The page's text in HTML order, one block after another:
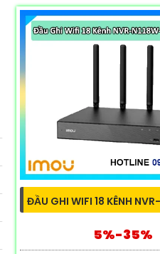
ĐẦU GHI WIFI 18 KÊNH
5%-35%